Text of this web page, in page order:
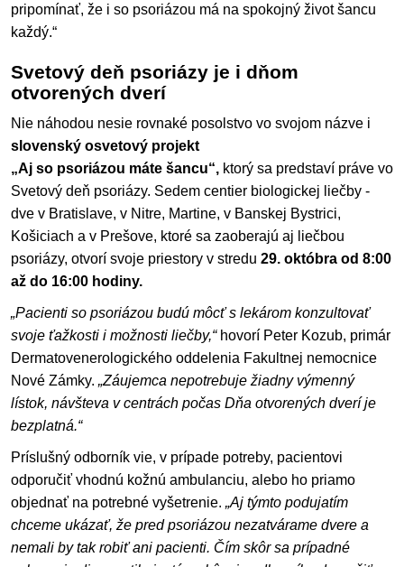
pripomínať, že i so psoriázou má na spokojný život šancu
každý.“
Svetový deň psoriázy je i dňom
otvorených dverí
Nie náhodou nesie rovnaké posolstvo vo svojom názve i
slovenský osvetový projekt
„Aj so psoriázou máte šancu“, ktorý sa predstaví práve vo
Svetový deň psoriázy. Sedem centier biologickej liečby -
dve v Bratislave, v Nitre, Martine, v Banskej Bystrici,
Košiciach a v Prešove, ktoré sa zaoberajú aj liečbou
psoriázy, otvorí svoje priestory v stredu 29. októbra od 8:00
až do 16:00 hodiny.
„Pacienti so psoriázou budú môcť s lekárom konzultovať
svoje ťažkosti i možnosti liečby,“hovorí Peter Kozub, primár
Dermatovenerologického oddelenia Fakultnej nemocnice
Nové Zámky. „Záujemca nepotrebuje žiadny výmenný
lístok, návšteva v centrách počas Dňa otvorených dverí je
bezplatná.“
Príslušný odborník vie, v prípade potreby, pacientovi
odporučiť vhodnú kožnú ambulanciu, alebo ho priamo
objednať na potrebné vyšetrenie. „Aj týmto podujatím
chceme ukázať, že pred psoriázou nezatvárame dvere a
nemali by tak robiť ani pacienti. Čím skôr sa prípadné